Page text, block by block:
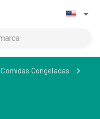
Comidas Congeladas